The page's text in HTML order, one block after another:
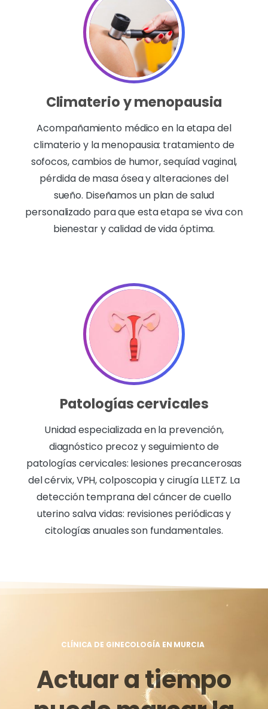
Climaterio y menopausia
Acompañamiento médico en la etapa del
climaterio y la menopausia: tratamiento de
sofocos, cambios de humor, sequíad vaginal,
pérdida de masa ósea y alteraciones del
sueño. Diseñamos un plan de salud
personalizado para que esta etapa se viva con
bienestar y calidad de vida óptima.
Patologías cervicales
Unidad especializada en la prevención,
diagnóstico precoz y seguimiento de
patologías cervicales: lesiones precancerosas
del cérvix, VPH, colposcopia y cirugía LLETZ. La
detección temprana del cáncer de cuello
uterino salva vidas: revisiones periódicas y
citologías anuales son fundamentales.
CLÍNICA DE GINECOLOGÍA EN MURCIA
Actuar a tiempo